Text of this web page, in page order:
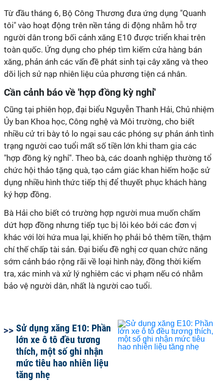
Từ đầu tháng 6, Bộ Công Thương đưa ứng dụng "Quanh
tôi" vào hoạt động trên nền tảng di động nhằm hỗ trợ
người dân trong bối cảnh xăng E10 được triển khai trên
toàn quốc. Ứng dụng cho phép tìm kiếm cửa hàng bán
xăng, phản ánh các vấn đề phát sinh tại cây xăng và theo
dõi lịch sử nạp nhiên liệu của phương tiện cá nhân.
Cần cảnh báo về 'hợp đồng kỳ nghỉ'
Cũng tại phiên họp, đại biểu Nguyễn Thanh Hải, Chủ nhiệm
Ủy ban Khoa học, Công nghệ và Môi trường, cho biết
nhiều cử tri bày tỏ lo ngại sau các phóng sự phản ánh tình
trạng người cao tuổi mất số tiền lớn khi tham gia các
"hợp đồng kỳ nghỉ". Theo bà, các doanh nghiệp thường tổ
chức hội thảo tặng quà, tạo cảm giác khan hiếm hoặc sử
dụng nhiều hình thức tiếp thị để thuyết phục khách hàng
ký hợp đồng.
Bà Hải cho biết có trường hợp người mua muốn chấm
dứt hợp đồng nhưng tiếp tục bị lôi kéo bởi các đơn vị
khác với lời hứa mua lại, khiến họ phải bỏ thêm tiền, thậm
chí thế chấp tài sản. Đại biểu đề nghị cơ quan chức năng
sớm cảnh báo rộng rãi về loại hình này, đồng thời kiểm
tra, xác minh và xử lý nghiêm các vi phạm nếu có nhằm
bảo vệ người dân, nhất là người cao tuổi.
Sử dụng xăng E10: Phần
lớn xe ô tô đều tương
thích, một số ghi nhận
mức tiêu hao nhiên liệu
tăng nhẹ